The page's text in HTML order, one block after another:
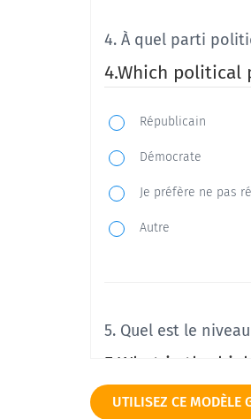
4. À quel parti
4.Which political
Républicain
Démocrate
Je préfère ne pas
Autre
5. Quel est le
5.What is the
UTILISEZ CE MODÈLE